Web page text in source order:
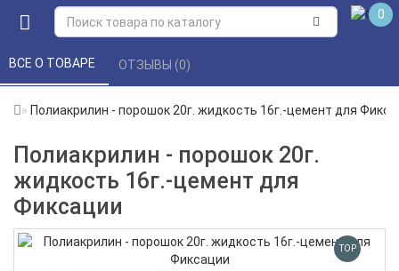
0
Полиакрилин - порошок 20г. жидкость 16г.-цемент для
Полиакрилин - порошок 20г.
жидкость 16г.-цемент для
Фиксации
ВСЕ О ТОВАРЕ ОТЗЫВЫ (0)
TOP